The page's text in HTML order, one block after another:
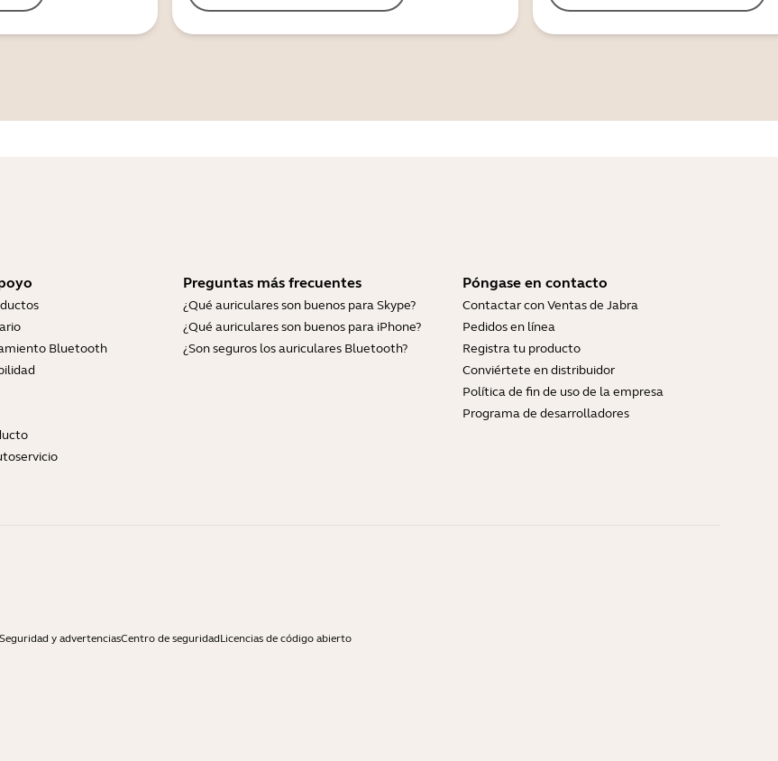
Bluetooth
Preguntas más frecuentes
¿Qué auriculares son buenos para Skype?
¿Qué auriculares son buenos para iPhone?
¿Son seguros los auriculares Bluetooth?
Póngase en contacto
Contactar con Ventas de Jabra
Pedidos en línea
Registra tu producto
Conviértete en distribuidor
Política de fin de uso de la empresa
Programa de desarrolladores
Seguridad y advertenciasCentro de seguridadLicencias de código abierto